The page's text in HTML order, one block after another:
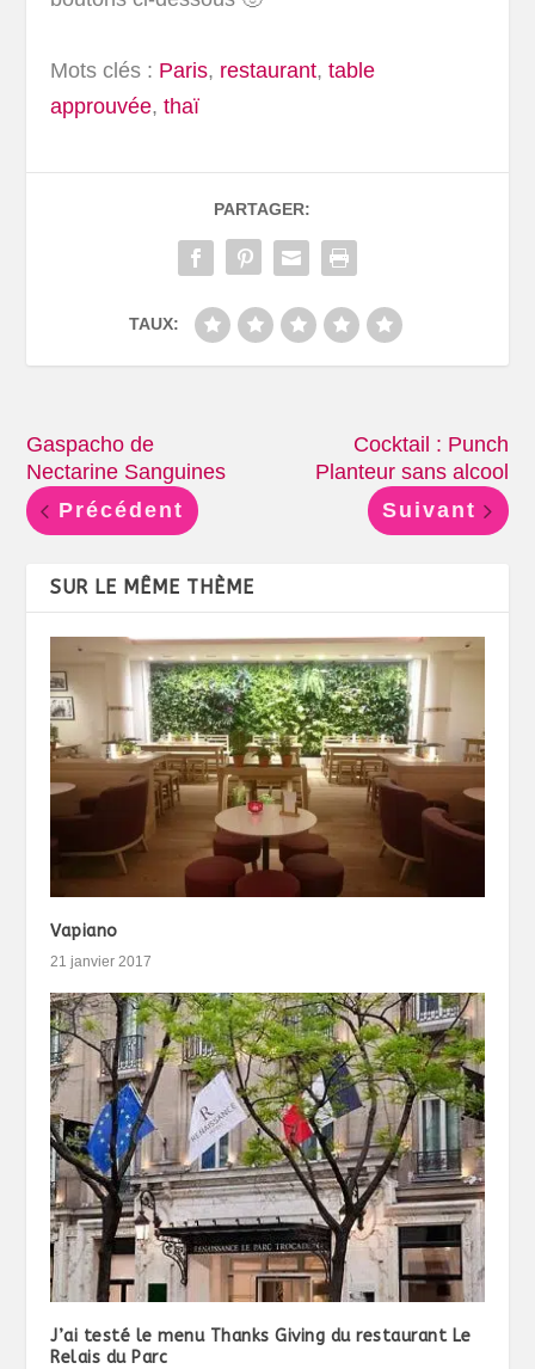
Mots clés : Paris, restaurant,table
approuvée,thaï
PARTAGER:
TAUX:
Gaspacho de
Nectarine Sanguines
Précédent
Cocktail : Punch
Planteur sans alcool
Suivant
SUR LE MÊME THÈME
Vapiano
21 janvier 2017
J’ai testé le menu Thanks Giving du restaurant Le
Relais du Parc